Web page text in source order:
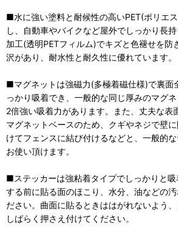
■水に強い塗料と耐候性の高いPET(ポリエ
し、自動車やバイクなど屋外でしっかり長
加工(透明PETフィルム)でキズと色褪せを防
沢があり、耐水性と耐久性に優れています。
■マグネットは強磁力(多極着磁仕様)で裏面
っかり吸着でき、一般的な同じ厚みのマグ
2倍強い吸着力があります。また、丈夫な表
マグネットベースのため、クギやネジで壁
けてフェンスに結び付けるなどと、一般的
お使い頂けます。
■ステッカーは強粘着タイプでしっかりと
する前に貼る面のほこり、水分、油などの
ださい。曲面に貼るときははがれないよう
しばらく押さえ付けてください。